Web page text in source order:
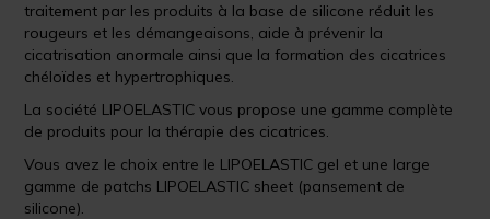
traitement par les produits à la base de silicone réduit les
rougeurs et les démangeaisons, aide à prévenir la
cicatrisation anormale ainsi que la formation des cicatrices
chéloïdes et hypertrophiques.
La société LIPOELASTIC vous propose une gamme complète
de produits pour la thérapie des cicatrices.
Vous avez le choix entre le LIPOELASTIC gel et une large
gamme de patchs LIPOELASTIC sheet (pansement de
silicone).